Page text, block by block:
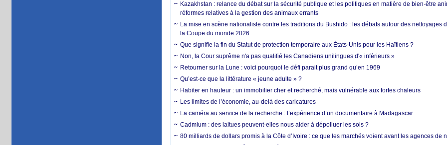
Kazakhstan : relance du débat sur la sécurité publique et les politiques en matière de bien-être
réformes relatives à la gestion des animaux errants
La mise en scène nationaliste contre les traditions du Bushido : les débats autour des nettoyages
la Coupe du monde 2026
Que signifie la fin du Statut de protection temporaire aux États-Unis pour les Haïtiens ?
Non, la Cour suprême n'a pas qualifié les Canadiens unilingues d'« inférieurs »
Retourner sur la Lune : voici pourquoi le défi parait plus grand qu’en 1969
Qu’est-ce que la littérature « jeune adulte » ?
Habiter en hauteur : un immobilier cher et recherché, mais vulnérable aux fortes chaleurs
Les limites de l’économie, au-delà des caricatures
La caméra au service de la recherche : l’expérience d’un documentaire à Madagascar
Cadmium : des laitues peuvent-elles nous aider à dépolluer les sols ?
80 milliards de dollars promis à la Côte d’Ivoire : ce que les marchés voient avant les agences de